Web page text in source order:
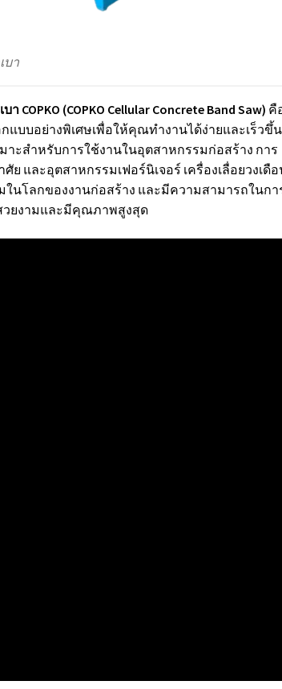
บา
า COPKO (COPKO Cellular Concrete Band Saw) คื
แบบอย่างพิเศษเพื่อให้คุณทำงานได้ง่ายและเร็วขึ้
าะสำหรับการใช้งานในอุตสาหกรรมก่อสร้าง การ
ย และอุตสาหกรรมเฟอร์นิเจอร์ เครื่องเลื่อยวงเดื
นโลกของงานก่อสร้าง และมีความสามารถในกา
วยงามและมีคุณภาพสูงสุด